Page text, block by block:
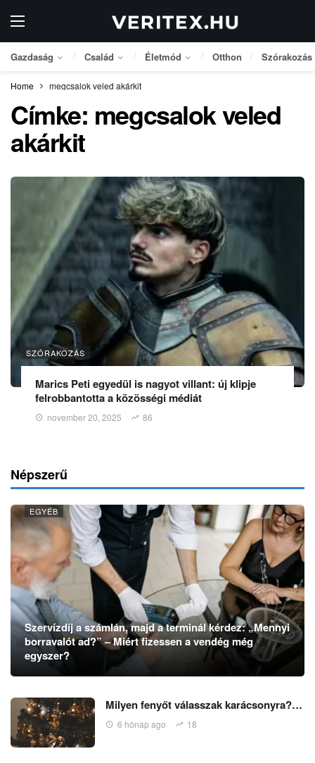
Gazdaság Család Életmód Otthon Szórakozás
Home megcsalok veled akárkit
Címke: megcsalok veled
akárkit
SZÓRAKOZÁS
Marics Peti egyedül is nagyot villant: új klipje
felrobbantotta a közösségi médiát
november 20, 2025 86
Népszerű
EGYÉB
Szervízdíj a számlán, majd a terminál kérdez: „Mennyi
borravalót ad?” – Miért fizessen a vendég még
egyszer?
Milyen fenyőt válasszak karácsonyra?…
6 hónap ago 18